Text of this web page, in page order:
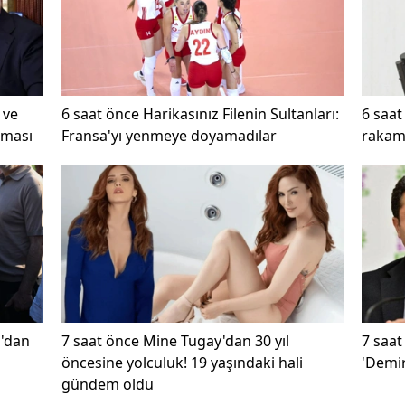
6 saat önce Harikasınız Filenin Sultanları:
Fransa'yı yenmeye doyamadılar
6
7 saat önce Mine Tugay'dan 30 yıl
öncesine yolculuk! 19 yaşındaki hali
gündem oldu
7